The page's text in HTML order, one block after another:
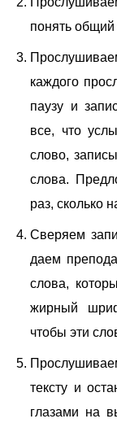
понять
каждого
паузу и
все, что
слово,
слова.
раз, сколько
Сверяем
даем
слова,
жирный
чтобы эти
тексту и
глазами на